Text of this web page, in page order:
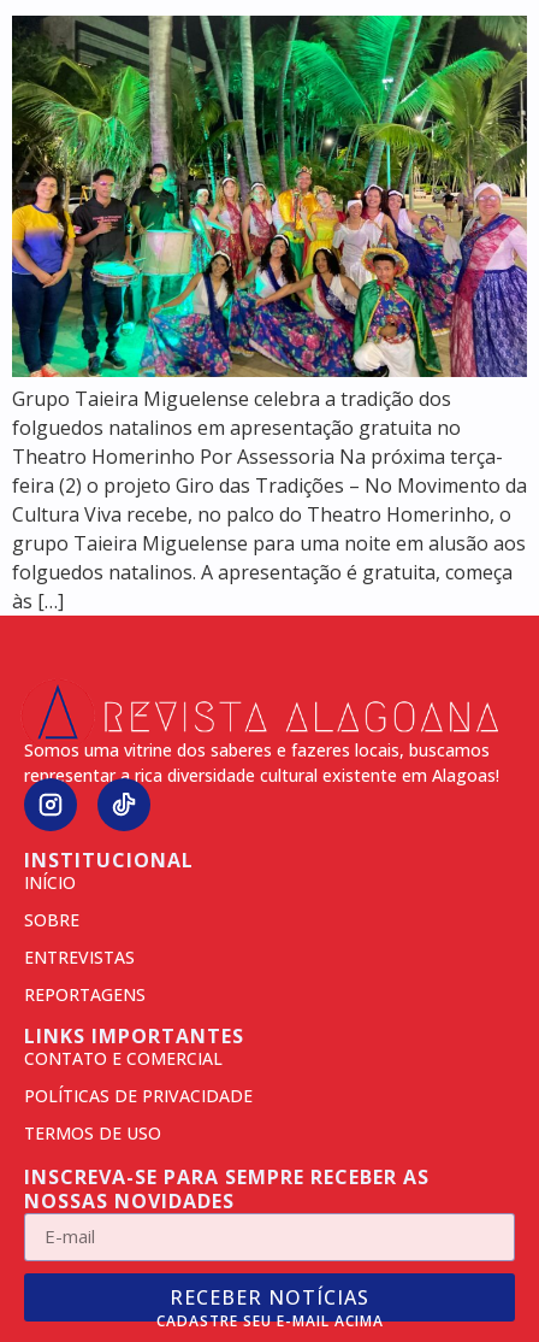
Grupo Taieira Miguelense celebra a tradição dos
folguedos natalinos em apresentação gratuita no
Theatro Homerinho Por Assessoria Na próxima terça-
feira (2) o projeto Giro das Tradições – No Movimento da
Cultura Viva recebe, no palco do Theatro Homerinho, o
grupo Taieira Miguelense para uma noite em alusão aos
folguedos natalinos. A apresentação é gratuita, começa
às […]
Somos uma vitrine dos saberes e fazeres locais, buscamos
representar a rica diversidade cultural existente em Alagoas!
INSTITUCIONAL
INÍCIO
SOBRE
ENTREVISTAS
REPORTAGENS
LINKS IMPORTANTES
CONTATO E COMERCIAL
POLÍTICAS DE PRIVACIDADE
TERMOS DE USO
INSCREVA-SE PARA SEMPRE RECEBER AS
NOSSAS NOVIDADES
RECEBER NOTÍCIAS
CADASTRE SEU E-MAIL ACIMA